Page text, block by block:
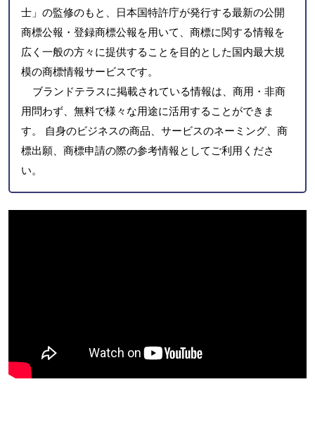
士」の監修のもと、日本国特許庁が発行する最新の公開
商標公報・登録商標公報を用いて、商標に関する情報を
広く一般の方々に提供することを目的とした国内最大規
模の商標情報サービスです。
ブランドテラスに掲載されている情報は、商用・非商
用問わず、無料で様々な用途に活用することができま
す。 自身のビジネスの商品、サービスのネーミング、商
標出願、商標申請の際の参考情報としてご利用くださ
い。